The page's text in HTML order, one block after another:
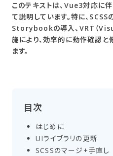
このテキストは、Vue3対応に
て説明しています。特に、
Storybookの導入、VRT（
施により、効率的に動作確認
ます。
目次
はじめに
UIライブラリの​更新
SCSSの​マージ+手直し